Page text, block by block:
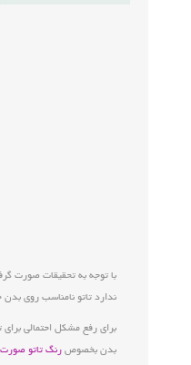
با توجه به تحقیقات صورت
ندارد تاتو نامناسب روی
برای رفع مشکل احتمالی
بدن بخصوصرنگ تاتو صورت